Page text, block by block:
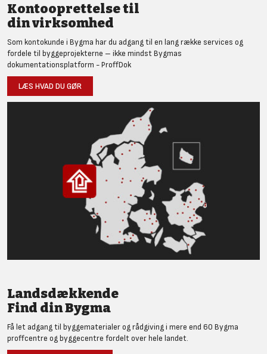
Kontooprettelse til
din virksomhed
Som kontokunde i Bygma har du adgang til en lang række services og
fordele til byggeprojekterne – ikke mindst Bygmas
dokumentationsplatform - ProffDok
LÆS HVAD DU GØR
Landsdækkende
Find din Bygma
Få let adgang til byggematerialer og rådgiving i mere end 60 Bygma
proffcentre og byggecentre fordelt over hele landet.